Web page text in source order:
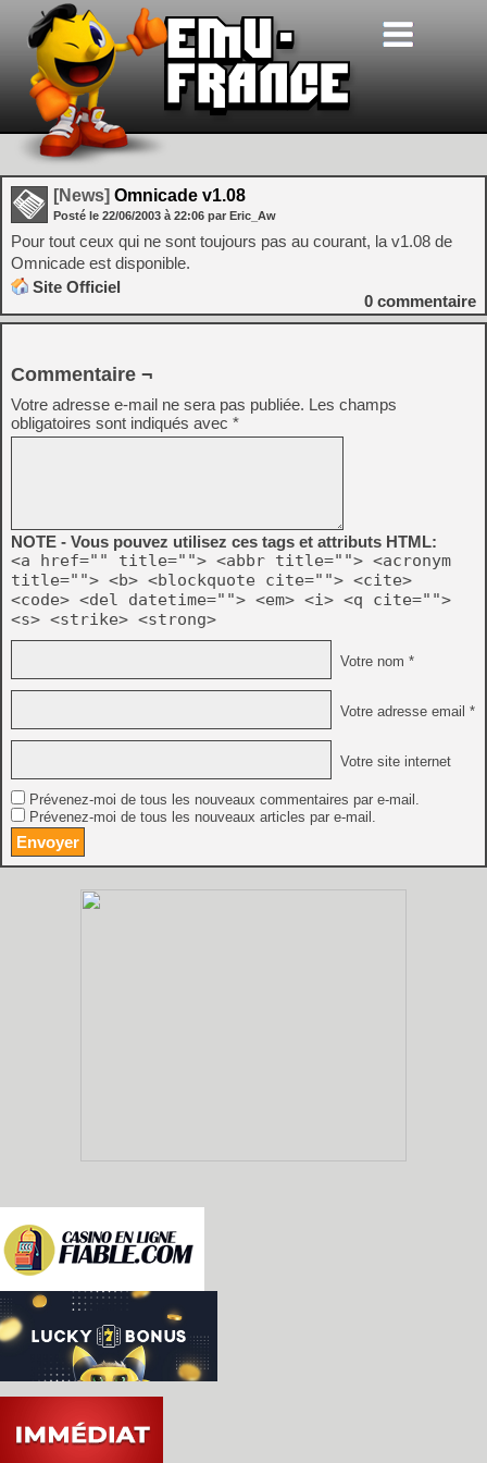
[News] Omnicade v1.08
Posté le 22/06/2003 à 22:06 par Eric_Aw
Pour tout ceux qui ne sont toujours pas au courant, la v1.08 de
Omnicade est disponible.
Site Officiel
0 commentaire
Commentaire ¬
Votre adresse e-mail ne sera pas publiée. Les champs
obligatoires sont indiqués avec *
NOTE - Vous pouvez utilisez ces tags et attributs HTML:
<a href="" title=""> <abbr title=""> <acronym
title=""> <b> <blockquote cite=""> <cite>
<code> <del datetime=""> <em> <i> <q cite="">
<s> <strike> <strong>
Votre nom *
Votre adresse email *
Votre site internet
Prévenez-moi de tous les nouveaux commentaires par e-mail.
Prévenez-moi de tous les nouveaux articles par e-mail.